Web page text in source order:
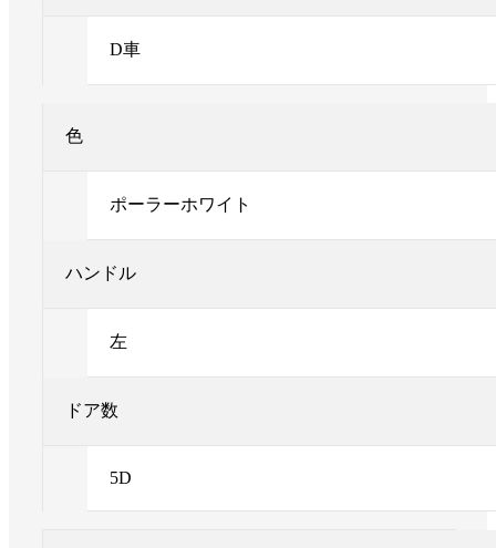
D車
色
ポーラーホワイト
ハンドル
左
ドア数
5D